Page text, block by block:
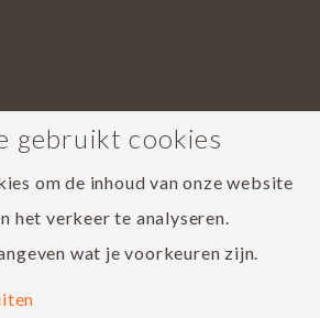
2023
gebruikt cookies
om de inhoud van onze website
het verkeer te analyseren.
wat je voorkeuren zijn.